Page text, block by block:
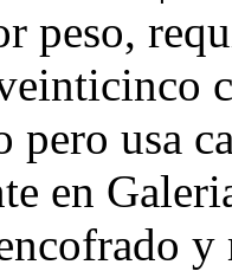
peso,
usa
en